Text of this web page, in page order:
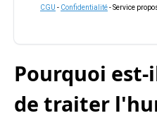
CGU - Confidentialité- Service
Pourquoi est-
de traiter